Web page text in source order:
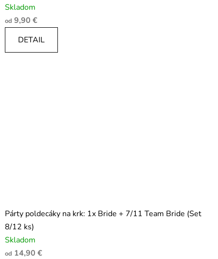
Skladom
od 9,90 €
DETAIL
Párty poldecáky na krk: 1x Bride + 7/11 Team Bride (Set
8/12 ks)
Skladom
od 14,90 €